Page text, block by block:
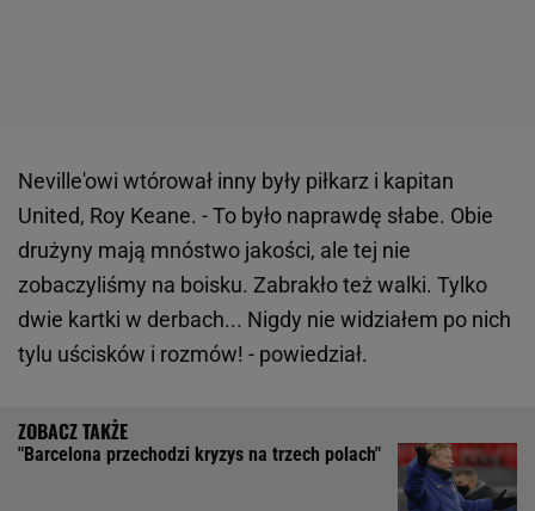
Neville'owi wtórował inny były piłkarz i kapitan
United, Roy Keane. - To było naprawdę słabe. Obie
drużyny mają mnóstwo jakości, ale tej nie
zobaczyliśmy na boisku. Zabrakło też walki. Tylko
dwie kartki w derbach... Nigdy nie widziałem po nich
tylu uścisków i rozmów! - powiedział.
"Barcelona przechodzi kryzys na trzech polach"